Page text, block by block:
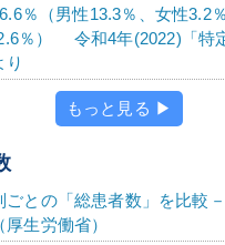
％（男性13.3％、女性3.2
％） 令和4年(2022)「特
り
もっと見る ▶
ごとの「総患者数」を比較
生労働省）